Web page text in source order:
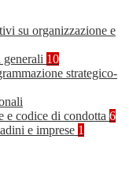
su organizzazione e
10
strategico-
e codice di condotta 6
e imprese 1